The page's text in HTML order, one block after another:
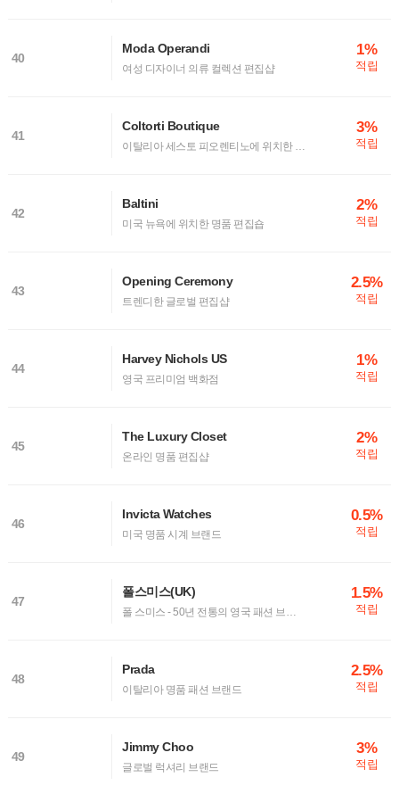
40
Moda Operandi 1%
적립
여성 디자이너 의류 컬렉션 편집샵
41
Coltorti Boutique 3%
적립
이탈리아 세스토 피오렌티노에 위치한 편집샵
42
Baltini 2%
적립
미국 뉴욕에 위치한 명품 편집숍
43
Opening Ceremony 2.5%
적립
트렌디한 글로벌 편집샵
44
Harvey Nichols US 1%
적립
영국 프리미엄 백화점
45
The Luxury Closet 2%
적립
온라인 명품 편집샵
46
Invicta Watches 0.5%
적립
미국 명품 시계 브랜드
47
폴스미스(UK) 1.5%
적립
폴 스미스 - 50년 전통의 영국 패션 브랜드
48
Prada 2.5%
적립
이탈리아 명품 패션 브랜드
49
Jimmy Choo 3%
적립
글로벌 럭셔리 브랜드